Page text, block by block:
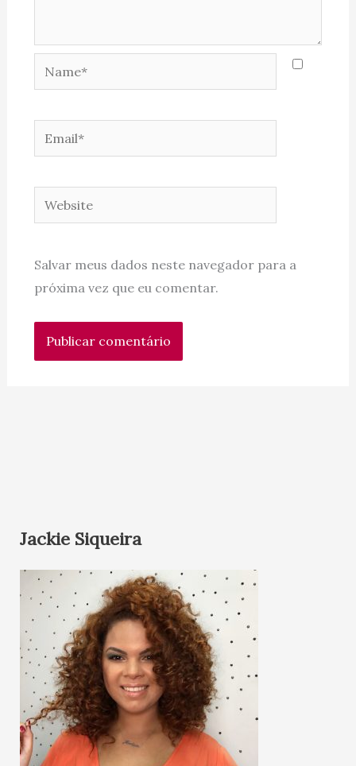
Name*
Email*
Website
Salvar meus dados neste navegador para a
próxima vez que eu comentar.
Jackie Siqueira